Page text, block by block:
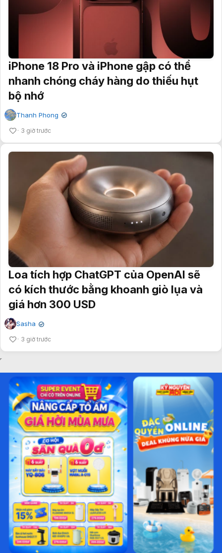
iPhone 18 Pro và iPhone gập có thể
nhanh chóng cháy hàng do thiếu hụt
bộ nhớ
Thanh Phong ✔
3 giờ trước
Loa tích hợp ChatGPT của OpenAI sẽ
có kích thước bằng khoanh giò lụa và
giá hơn 300 USD
Sasha ✔
3 giờ trước